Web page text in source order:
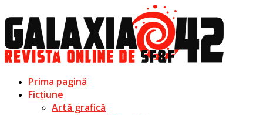
Prima pagină
Ficțiune
Artă grafică